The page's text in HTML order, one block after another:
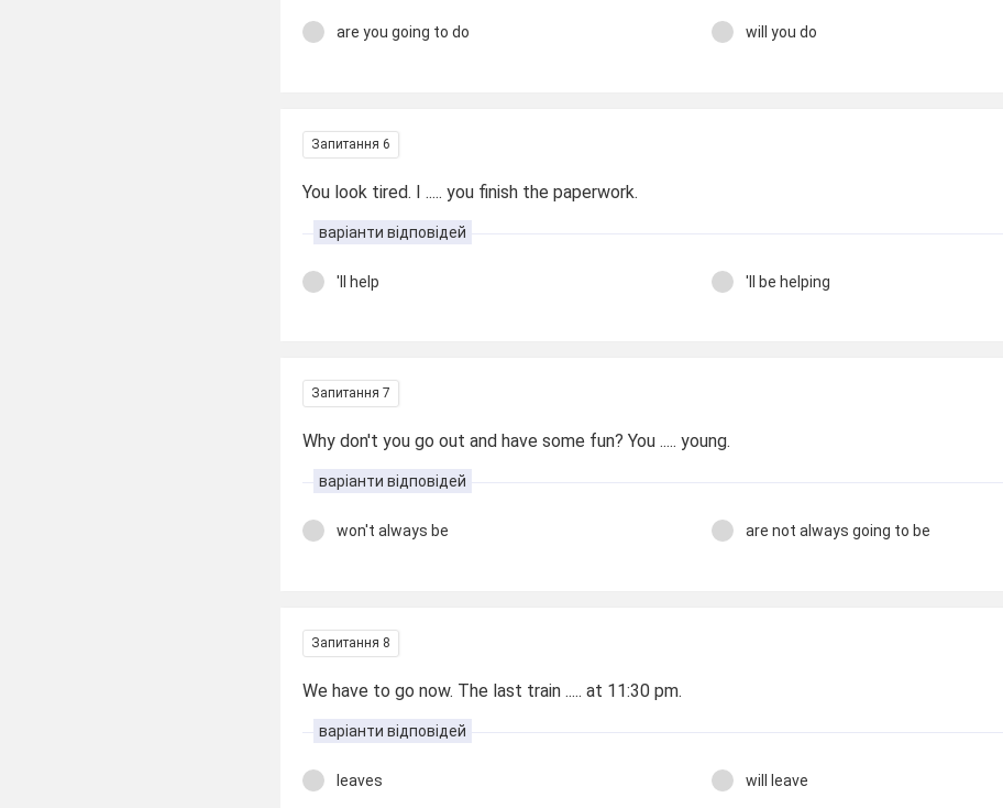
are you going to do will you do
Запитання 6
You look tired. I ..... you finish the paperwork.
варіанти відповідей
'll help 'll be helping
Запитання 7
Why don't you go out and have some fun? You ..... young.
варіанти відповідей
won't always be are not always going to be
Запитання 8
We have to go now. The last train ..... at 11:30 pm.
варіанти відповідей
leaves will leave